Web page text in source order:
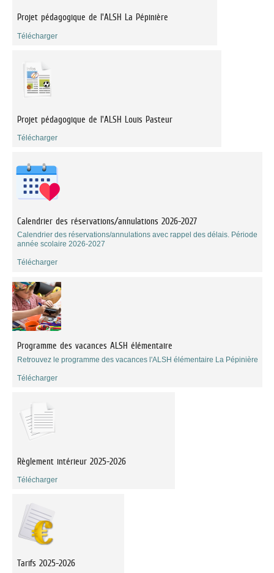
Projet pédagogique de l'ALSH La Pépinière
Télécharger
Projet pédagogique de l'ALSH Louis Pasteur
Télécharger
Calendrier des réservations/annulations 2026-2027
Calendrier des réservations/annulations avec rappel des délais. Période
année scolaire 2026-2027
Télécharger
Programme des vacances ALSH élémentaire
Retrouvez le programme des vacances l'ALSH élémentaire La Pépinière
Télécharger
Règlement intérieur 2025-2026
Télécharger
Tarifs 2025-2026